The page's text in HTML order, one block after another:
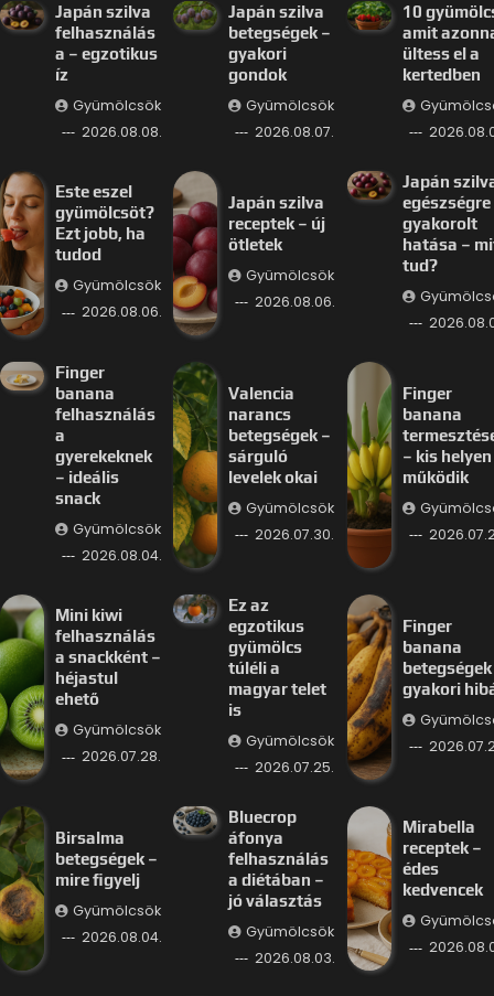
Japán szilva
felhasználás
a – egzotikus
íz
Gyümölcsök
2026.08.08.
Japán szilva
betegségek –
gyakori
gondok
Gyümölcsök
2026.08.07.
10
amit
ültess el a
kertedben
Este eszel
gyümölcsöt?
Ezt jobb, ha
tudod
Gyümölcsök
2026.08.06.
Japán szilva
receptek – új
ötletek
Gyümölcsök
2026.08.06.
Japán
egészségre
gyakorolt
hatása –
tud?
Finger
banana
felhasználás
a
gyerekeknek
– ideális
snack
Gyümölcsök
2026.08.04.
Valencia
narancs
betegségek –
sárguló
levelek okai
Gyümölcsök
2026.07.30.
Finger
banana
– kis
működik
Mini kiwi
felhasználás
a snackként –
héjastul
ehető
Gyümölcsök
2026.07.28.
Ez az
egzotikus
gyümölcs
túléli a
magyar telet
is
Gyümölcsök
2026.07.25.
Finger
banana
betegségek
gyakori
Birsalma
betegségek –
mire figyelj
Gyümölcsök
2026.08.04.
Bluecrop
áfonya
felhasználás
a diétában –
jó választás
Gyümölcsök
2026.08.03.
Mirabella
receptek –
édes
kedvencek